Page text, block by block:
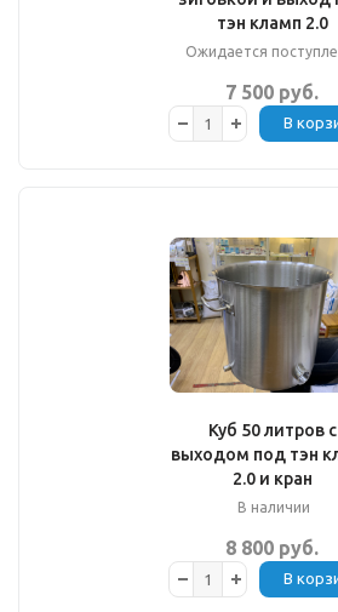
тэн кламп 2.0
Ожидается
7 500 руб.
В
Куб 50 литров с
выходом под тэн
2.0 и кран
В наличии
8 800 руб.
В